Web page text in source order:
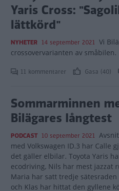
Yaris Cross:
lättkörd"
NYHETER 14 september 2021 Vi
crossovervarianten av småbilen.
11 kommentarer Gasa (40)
Sommarminnen
Bilägares långtest
PODCAST 10 september 2021
med Volkswagen ID.3 har Calle
det gäller elbilar. Toyota Yaris
ecodriving, Nils har mest jazzat
Maria har satt tredje sätesraden
och Klas har hittat den gyllene